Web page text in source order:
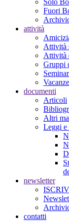
Solo
Fuori
attività
Attività
Attività
Gruppi
documenti
Articoli
Altri
Leggi e
newsletter
contatti